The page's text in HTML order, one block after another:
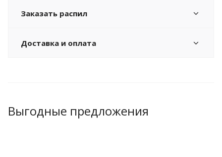
Заказать распил
Доставка и оплата
Выгодные предложения